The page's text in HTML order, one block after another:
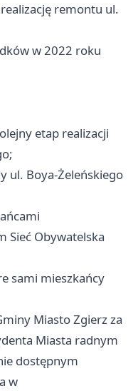
remontu ul.
w 2022 roku
etap realizacji
ul. Boya-Żeleńskiego
Sieć Obywatelska
sami mieszkańcy
MiastoZgierzza
Miasta radnym
dostępnym
w